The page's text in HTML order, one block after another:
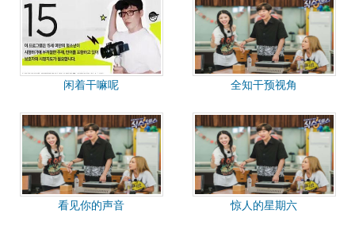
闲着干嘛呢 全知干预视角
看见你的声音 惊人的星期六